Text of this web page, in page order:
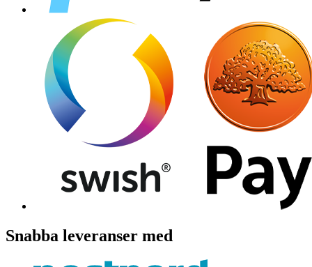
Snabba leveranser med